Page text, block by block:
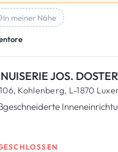
In meiner Nähe
JOS.
106, Kohlenberg, L-1870